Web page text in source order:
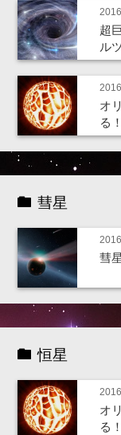
超
ル
オ
る
彗星
彗
恒星
オ
る